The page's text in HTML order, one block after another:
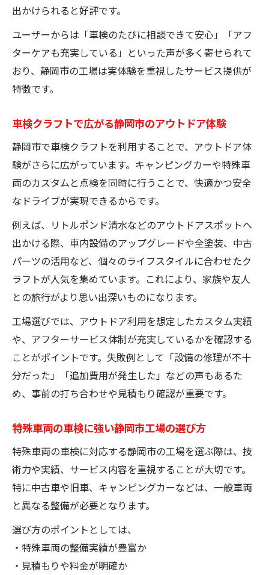
出かけられると好評です。
ユーザーからは「車検のたびに相談できて安心」「アフ
ターケアも充実している」といった声が多く寄せられて
おり、静岡市の工場は実体験を重視したサービス提供が
特徴です。
車検クラフトで広がる静岡市のアウトドア体験
静岡市で車検クラフトを利用することで、アウトドア体
験がさらに広がっています。キャンピングカーや特殊車
両のカスタムと点検を同時に行うことで、快適かつ安全
なドライブが実現できるからです。
例えば、リトルポンド清水などのアウトドアスポットへ
出かける際、車内設備のアップグレードや全塗装、中古
パーツの活用など、個々のライフスタイルに合わせたク
ラフトが人気を集めています。これにより、家族や友人
との旅行がより思い出深いものになります。
工場選びでは、アウトドア利用を想定したカスタム実績
や、アフターサービス体制が充実しているかを確認する
ことがポイントです。失敗例として「設備の修理が不十
分だった」「追加費用が発生した」などの声もあるた
め、事前の打ち合わせや見積もり確認が重要です。
特殊車両の車検に強い静岡市工場の選び方
特殊車両の車検に対応する静岡市の工場を選ぶ際は、技
術力や実績、サービス内容を重視することが大切です。
特に中古車や旧車、キャンピングカーなどは、一般車両
と異なる整備が必要となります。
選び方のポイントとしては、
・特殊車両の整備実績が豊富か
・見積もりや料金が明確か